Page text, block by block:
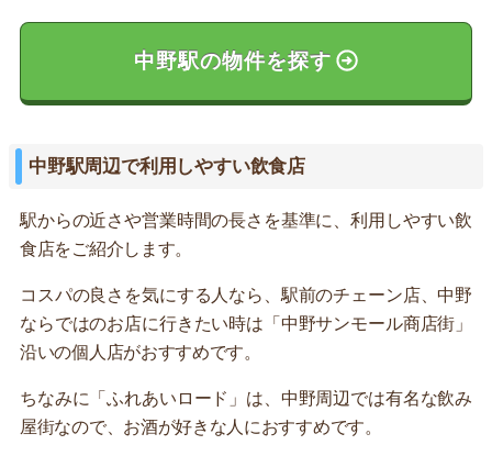
中野駅の物件を探す
中野駅周辺で利用しやすい飲食店
駅からの近さや営業時間の長さを基準に、利用しやすい飲
食店をご紹介します。
コスパの良さを気にする人なら、駅前のチェーン店、中野
ならではのお店に行きたい時は「中野サンモール商店街」
沿いの個人店がおすすめです。
ちなみに「ふれあいロード」は、中野周辺では有名な飲み
屋街なので、お酒が好きな人におすすめです。